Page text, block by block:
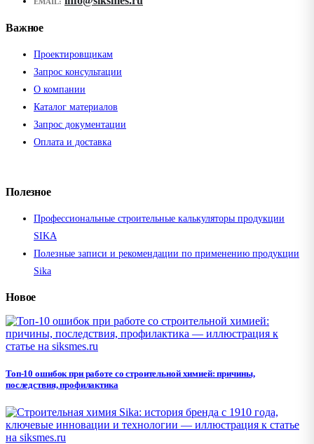
Важное
Проектировщикам
Запрос консультации
О компании
Каталог материалов
Запрос документации
Оплата и доставка
Полезное
Профессиональные строительные калькуляторы продукции
SIKA
Полезные записи и рекомендации по применению продукции
Sika
Новое
Топ-10 ошибок при работе со строительной химией: причины,
последствия, профилактика